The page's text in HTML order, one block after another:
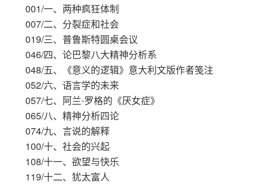
001/一、 两种疯狂体制
007/二、分裂症和社会
019/三、普鲁斯特圆桌会议
046/四、论巴黎八大精神分析系
048/五、《意义的逻辑》意大利文版作者笺注
052/六、语言学的未来
057/七、阿兰·罗格的《厌女症》
065/八、精神分析四论
074/九、言说的解释
100/十、社会的兴起
108/十一、欲望与快乐
119/十二、犹太富人